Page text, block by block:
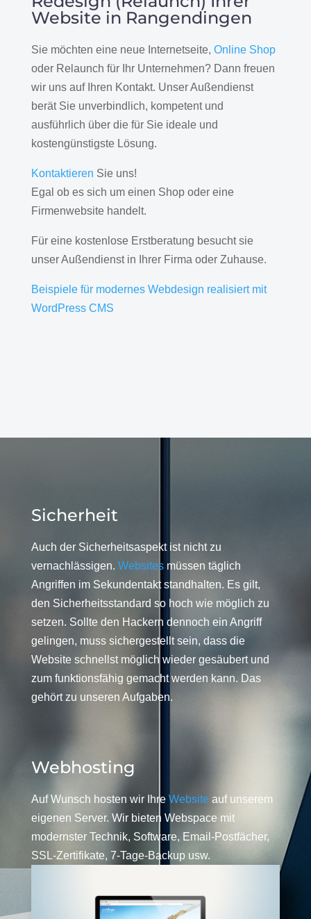
Website in Rangendingen
Sie möchten eine neue Internetseite, Online Shop
oder Relaunch für Ihr Unternehmen? Dann freuen
wir uns auf Ihren Kontakt. Unser Außendienst
berät Sie unverbindlich, kompetent und
ausführlich über die für Sie ideale und
kostengünstigste Lösung.
Kontaktieren Sie uns!
Egal ob es sich um einen Shop oder eine
Firmenwebsite handelt.
Für eine kostenlose Erstberatung besucht sie
unser Außendienst in Ihrer Firma oder Zuhause.
Beispiele für modernes Webdesign realisiert mit
WordPress CMS
Sicherheit
Auch der Sicherheitsaspekt ist nicht zu
vernachlässigen. Websitesmüssen täglich
Angriffen im Sekundentakt standhalten. Es gilt,
den Sicherheitsstandard so hoch wie möglich zu
setzen. Sollte den Hackern dennoch ein Angriff
gelingen, muss sichergestellt sein, dass die
Website schnellst möglich wieder gesäubert und
zum funktionsfähig gemacht werden kann. Das
gehört zu unseren Aufgaben.
Webhosting
Auf Wunsch hosten wir Ihre Website auf unserem
eigenen Server. Wir bieten Webspace mit
modernster Technik, Software, Email-Postfächer,
SSL-Zertifikate, 7-Tage-Backup usw.